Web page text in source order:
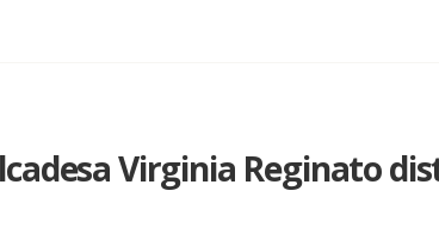
Virginia Reginato